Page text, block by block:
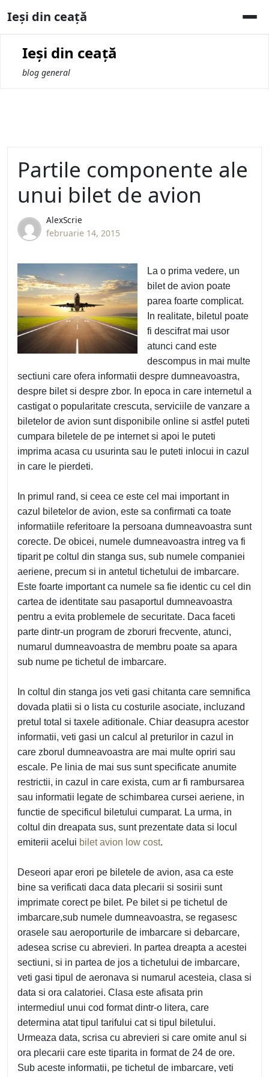
toIeși din ceață
Ieși din ceață
blog general
Partile componente ale
unui bilet de avion
AlexScrie
februarie 14, 2015
La o prima vedere, un
bilet de avion poate
parea foarte complicat.
In realitate, biletul poate
fi descifrat mai usor
atunci cand este
descompus in mai multe
sectiuni care ofera informatii despre dumneavoastra,
despre bilet si despre zbor. In epoca in care internetul a
castigat o popularitate crescuta, serviciile de vanzare a
biletelor de avion sunt disponibile online si astfel puteti
cumpara biletele de pe internet si apoi le puteti
imprima acasa cu usurinta sau le puteti inlocui in cazul
in care le pierdeti.
In primul rand, si ceea ce este cel mai important in
cazul biletelor de avion, este sa confirmati ca toate
informatiile referitoare la persoana dumneavoastra sunt
corecte. De obicei, numele dumneavoastra intreg va fi
tiparit pe coltul din stanga sus, sub numele companiei
aeriene, precum si in antetul tichetului de imbarcare.
Este foarte important ca numele sa fie identic cu cel din
cartea de identitate sau pasaportul dumneavoastra
pentru a evita problemele de securitate. Daca faceti
parte dintr-un program de zboruri frecvente, atunci,
numarul dumneavoastra de membru poate sa apara
sub nume pe tichetul de imbarcare.
In coltul din stanga jos veti gasi chitanta care semnifica
dovada platii si o lista cu costurile asociate, incluzand
pretul total si taxele aditionale. Chiar deasupra acestor
informatii, veti gasi un calcul al preturilor in cazul in
care zborul dumneavoastra are mai multe opriri sau
escale. Pe linia de mai sus sunt specificate anumite
restrictii, in cazul in care exista, cum ar fi rambursarea
sau informatii legate de schimbarea cursei aeriene, in
functie de specificul biletului cumparat. La urma, in
coltul din dreapata sus, sunt prezentate data si locul
emiterii acelui bilet avion low cost.
Deseori apar erori pe biletele de avion, asa ca este
bine sa verificati daca data plecarii si sosirii sunt
imprimate corect pe bilet. Pe bilet si pe tichetul de
imbarcare,sub numele dumneavoastra, se regasesc
orasele sau aeroporturile de imbarcare si debarcare,
adesea scrise cu abrevieri. In partea dreapta a acestei
sectiuni, si in partea de jos a tichetului de imbarcare,
veti gasi tipul de aeronava si numarul acesteia, clasa si
data si ora calatoriei. Clasa este afisata prin
intermediul unui cod format dintr-o litera, care
determina atat tipul tarifului cat si tipul biletului.
Urmeaza data, scrisa cu abrevieri si care omite anul si
ora plecarii care este tiparita in format de 24 de ore.
Sub aceste informatii, pe tichetul de imbarcare, veti